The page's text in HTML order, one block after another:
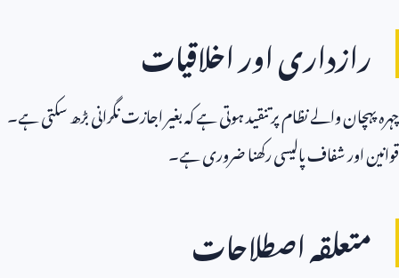
رازداری اور اخلاقیات
چہرہ پہچان والے نظام پر تنقید ہوتی ہے کہ بغیر اجازت نگرانی بڑھ سکتی ہے۔
قوانین اور شفاف پالیسی رکھنا ضروری ہے۔
متعلقہ اصطلاحات